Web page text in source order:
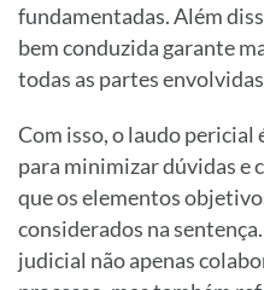
fundamentadas. Além
bem conduzida garante
todas as partes
Com isso, o laudo pericial
para minimizar dúvidas e
que os elementos
considerados na
judicial não apenas